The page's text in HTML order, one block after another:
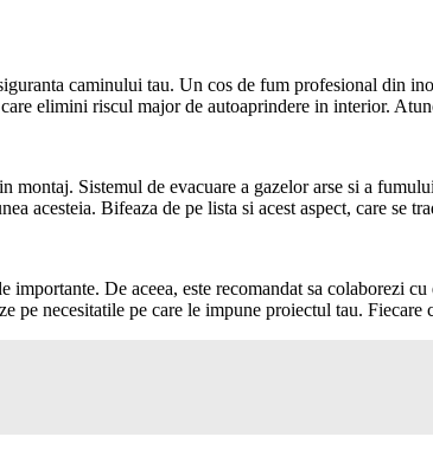
caminului tau. Un cos de fum profesional din
elimini riscul major de autoaprindere in interior.
Sistemul de evacuare a gazelor arse si a
acesteia. Bifeaza de pe lista si acest aspect, care se
De aceea, este recomandat sa colaborezi
pe necesitatile pe care le impune proiectul tau.